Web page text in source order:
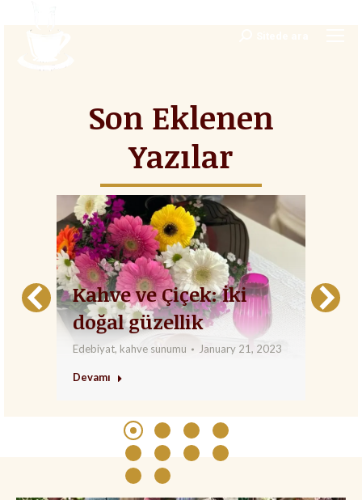
Son Eklenen
Yazılar
Kahve ve Çiçek: İki
doğal güzellik
Edebiyat, kahve sunumu January 21, 2023
Devamı